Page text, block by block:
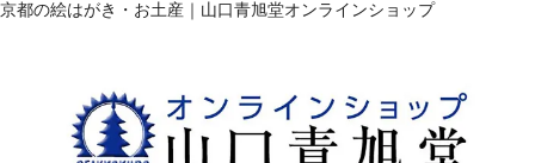
京都の絵はがき・お土産｜山口青旭堂オンラインショップ